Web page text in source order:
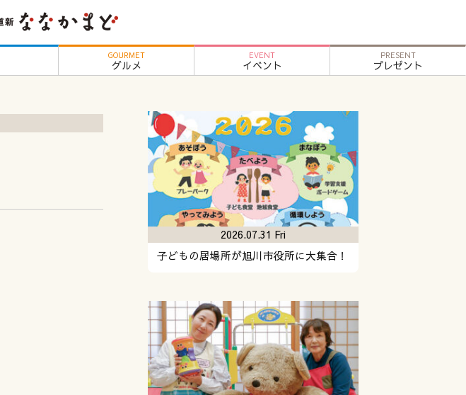
GOURMET
グルメ
EVENT
イベント
PRESENT
プレゼント
子どもの居場所が旭川市役所に大集合！
2026.07.31 Fri